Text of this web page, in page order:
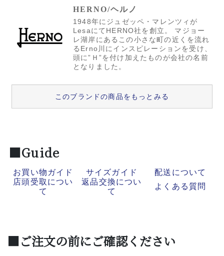
HERNO/ヘルノ
1948年にジュゼッペ・マレンツィが
LesaにてHERNO社を創立。 マジョー
レ湖岸にあるこの小さな町の近くを流れ
るErno川にインスピレーションを受け、
頭に”Ｈ”を付け加えたものが会社の名前
となりました。
このブランドの商品をもっとみる
■Guide
お買い物ガイド サイズガイド
配送について
店頭受取につい
て
返品交換につい
て
よくある質問
■ご注文の前にご確認ください